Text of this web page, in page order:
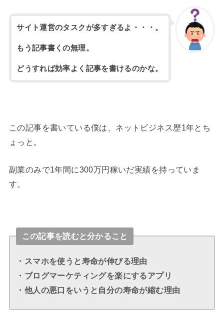
サイト運営のタスクが多すぎるよ・・・。
もう記事書くの無理。
どうすれば効率よく記事を書けるのかな。
この記事を書いている僕は、ネットビジネス歴1年とち
ょっと。
副業のみで1年間に300万円稼いだ実績を持っていま
す。
この記事を読むと分かること
・スマホを使うと寿命が伸びる理由
・ブログマーケティングを楽にするアプリ
・他人の悪口をいうと自分の寿命が縮む理由